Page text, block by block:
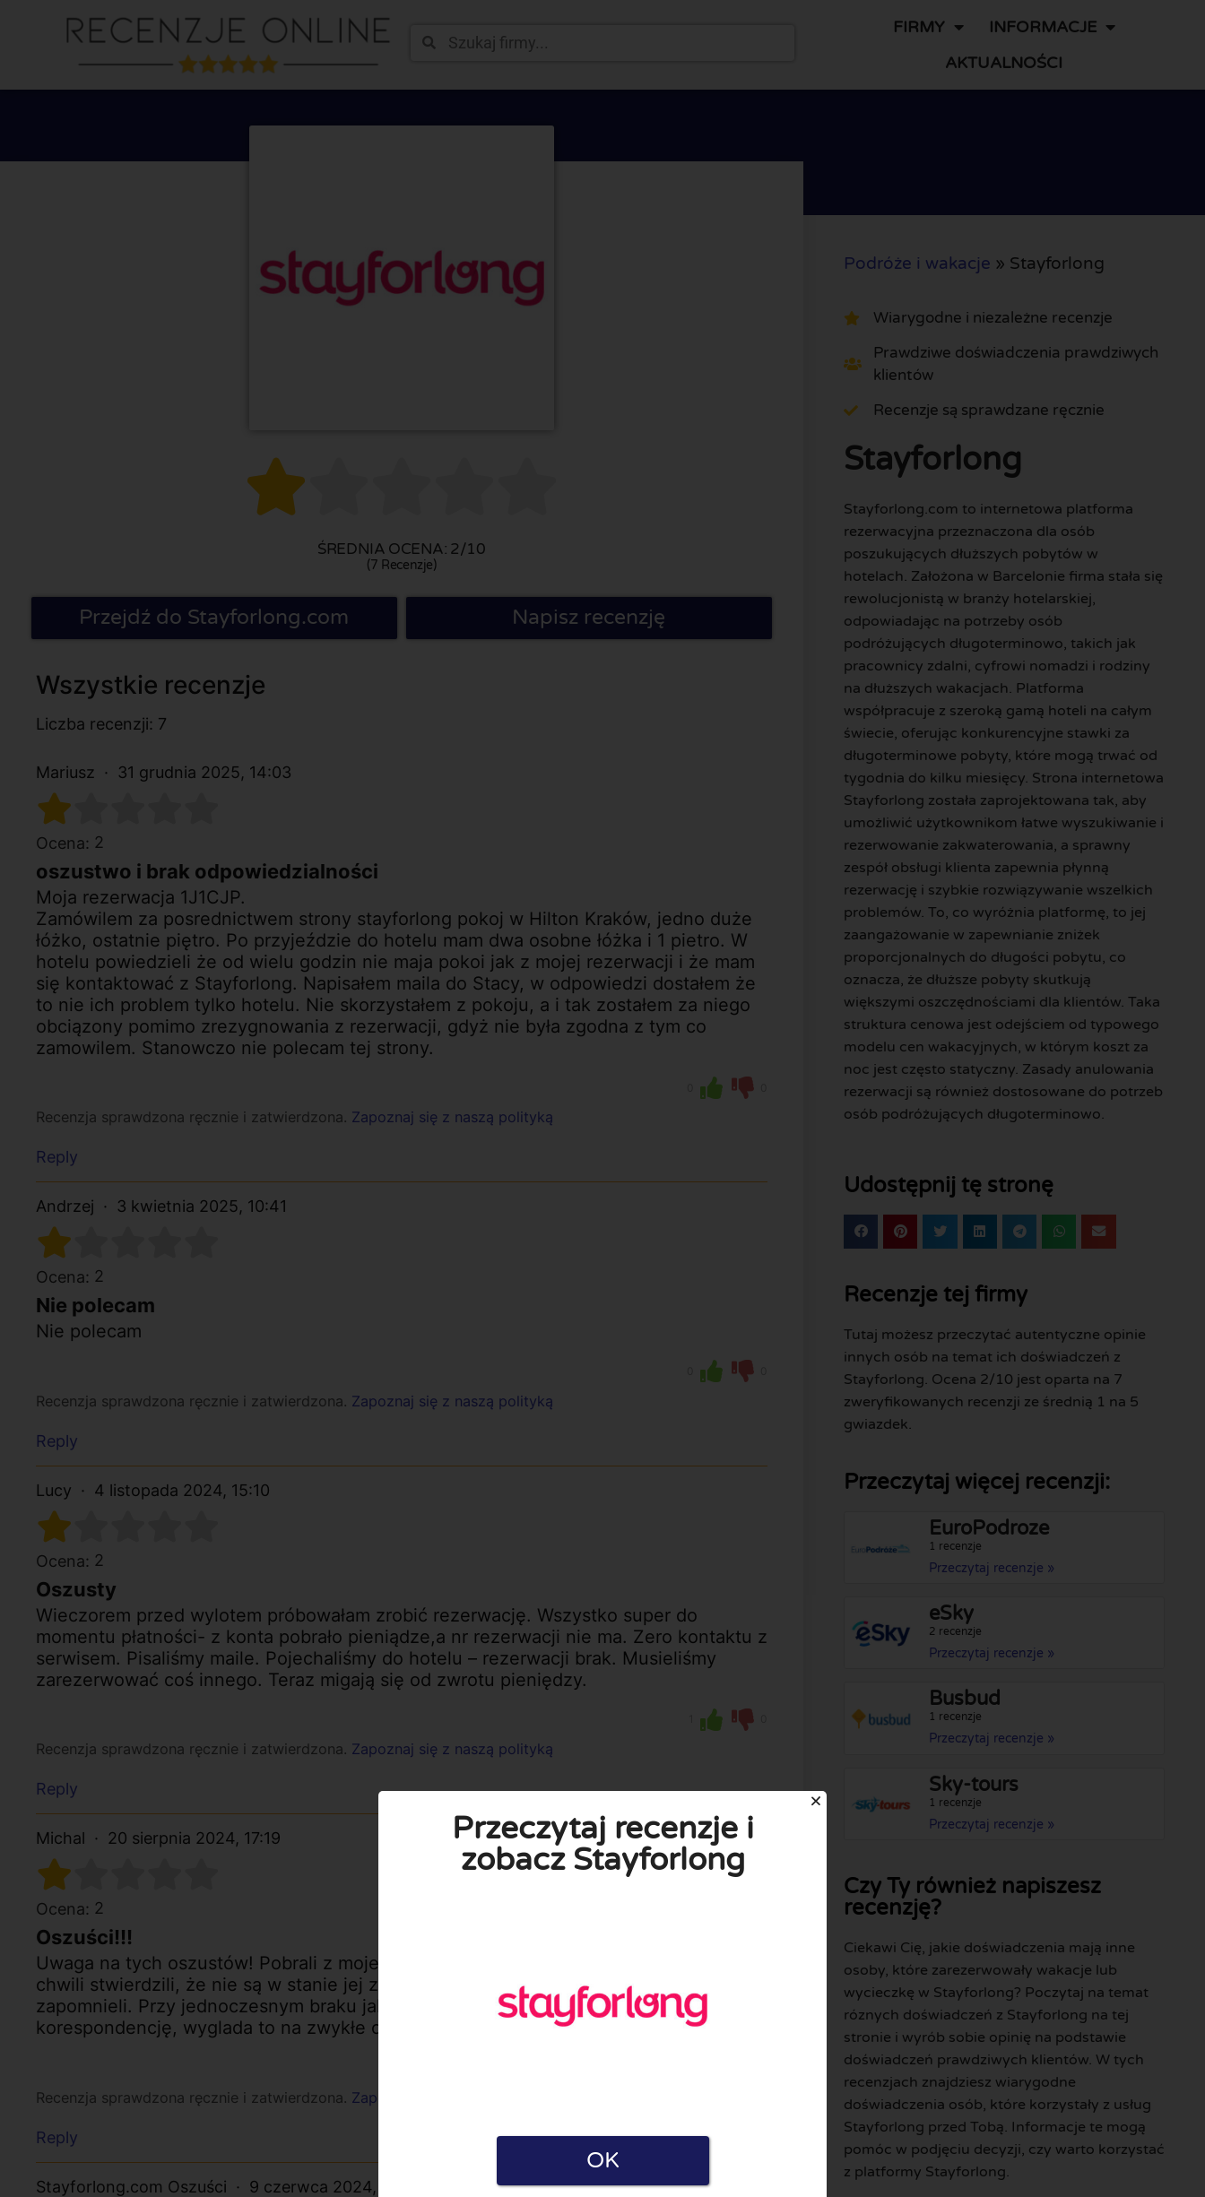
FIRMY
INFORMACJE
AKTUALNOŚCI

ŚREDNIA OCENA: 2/10
(7 Recenzje)
Przejdź do Stayforlong.com Napisz recenzję
Wszystkie recenzje
Liczba recenzji: 7
Mariusz 31 grudnia 2025, 14:03
Ocena: 2
oszustwo i brak odpowiedzialności
Moja rezerwacja 1J1CJP.
Zamówilem za posrednictwem strony stayforlong pokoj w Hilton Kraków, jedno duże
łóżko, ostatnie piętro. Po przyjeździe do hotelu mam dwa osobne łóżka i 1 pietro. W
hotelu powiedzieli że od wielu godzin nie maja pokoi jak z mojej rezerwacji i że mam
się kontaktować z Stayforlong. Napisałem maila do Stacy, w odpowiedzi dostałem że
to nie ich problem tylko hotelu. Nie skorzystałem z pokoju, a i tak zostałem za niego
obciązony pomimo zrezygnowania z rezerwacji, gdyż nie była zgodna z tym co
zamowilem. Stanowczo nie polecam tej strony.
Recenzja sprawdzona ręcznie i zatwierdzona. Zapoznaj się z naszą polityką
Reply
Andrzej 3 kwietnia 2025, 10:41
Ocena: 2
Nie polecam
Nie polecam
Recenzja sprawdzona ręcznie i zatwierdzona. Zapoznaj się z naszą polityką
Reply
Lucy 4 listopada 2024, 15:10
Ocena: 2
Oszusty
Wieczorem przed wylotem próbowałam zrobić rezerwację. Wszystko super do
momentu płatności- z konta pobrało pieniądze,a nr rezerwacji nie ma. Zero kontaktu z
serwisem. Pisaliśmy maile. Pojechaliśmy do hotelu – rezerwacji brak. Musieliśmy
zarezerwować coś innego. Teraz migają się od zwrotu pieniędzy.
Recenzja sprawdzona ręcznie i zatwierdzona. Zapoznaj się z naszą polityką
Reply
Michal 20 sierpnia 2024, 17:19
Ocena: 2
Oszuści!!!
Uwaga na tych oszustów! Pobrali z mojej karty połowę środków za rezerwację a po
chwili stwierdzili, że nie są w stanie jej zrealizować. O zwrocie środków jak na razie
zapomnieli. Przy jednoczesnym braku jakiejkolwiek odpowiedzi na moją
korespondencję, wyglada to na zwykłe oszustwo!
Recenzja sprawdzona ręcznie i zatwierdzona. Zapoznaj się z naszą polityką
Reply
Stayforlong.com Oszuści 9 czerwca 2024, 21:24
Podróże i wakacje » Stayforlong
Wiarygodne i niezależne recenzje
Prawdziwe doświadczenia prawdziwych
klientów
Recenzje są sprawdzane ręcznie
Stayforlong
Stayforlong.com to internetowa platforma
rezerwacyjna przeznaczona dla osób
poszukujących dłuższych pobytów w
hotelach. Założona w Barcelonie firma stała się
rewolucjonistą w branży hotelarskiej,
odpowiadając na potrzeby osób
podróżujących długoterminowo, takich jak
pracownicy zdalni, cyfrowi nomadzi i rodziny
na dłuższych wakacjach. Platforma
współpracuje z szeroką gamą hoteli na całym
świecie, oferując konkurencyjne stawki za
długoterminowe pobyty, które mogą trwać od
tygodnia do kilku miesięcy. Strona internetowa
Stayforlong została zaprojektowana tak, aby
umożliwić użytkownikom łatwe wyszukiwanie i
rezerwowanie zakwaterowania, a sprawny
zespół obsługi klienta zapewnia płynną
rezerwację i szybkie rozwiązywanie wszelkich
problemów. To, co wyróżnia platformę, to jej
zaangażowanie w zapewnianie zniżek
proporcjonalnych do długości pobytu, co
oznacza, że dłuższe pobyty skutkują
większymi oszczędnościami dla klientów. Taka
struktura cenowa jest odejściem od typowego
modelu cen wakacyjnych, w którym koszt za
noc jest często statyczny. Zasady anulowania
rezerwacji są również dostosowane do potrzeb
osób podróżujących długoterminowo.
Udostępnij tę stronę
Recenzje tej firmy
Tutaj możesz przeczytać autentyczne opinie
innych osób na temat ich doświadczeń z
Stayforlong. Ocena 2/10 jest oparta na 7
zweryfikowanych recenzji ze średnią 1 na 5
gwiazdek.
Przeczytaj więcej recenzji:
EuroPodroze
1 recenzje
Przeczytaj recenzje »
eSky
2 recenzje
Przeczytaj recenzje »
Busbud
1 recenzje
Przeczytaj recenzje »
Sky-tours
1 recenzje
Przeczytaj recenzje »
Czy Ty również napiszesz
recenzję?
Ciekawi Cię, jakie doświadczenia mają inne
osoby, które zarezerwowały wakacje lub
wycieczkę w Stayforlong? Poczytaj na temat
róznych doświadczeń z Stayforlong na tej
stronie i wyrób sobie opinię na podstawie
doświadczeń prawdziwych klientów. W tych
recenzjach znajdziesz wiarygodne
doświadczenia osób, które korzystały z usług
Stayforlong przed Tobą. Informacje te mogą
pomóc w podjęciu decyzji, czy warto korzystać
z platformy Stayforlong.
Przeczytaj recenzje i
zobacz Stayforlong
OK